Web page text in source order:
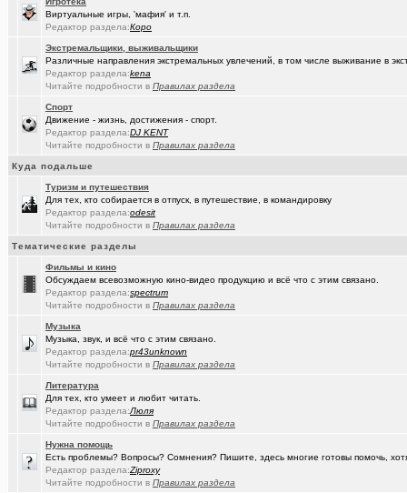
Случайные фото с мобильника
Энциклопедия Омской области онлайн.
Диалог с ИИ о романе «Мастер и Маргарита».
100% женщин!. (wvladimi..)
Специалист по эрбиевым лазерам(Kebbos) +8
Реально полезные гаджеты для кухни
Ремонт квартир/ванных комнат! Высококачественная отделка.
И это все то, на что способен omsk.com???(Zheka) +13
Живопись Воронина В.Н.
Ремонт окон ПВХ. К кому обратиться?
ищу риэдтора (халвамес)
Жилищный вопрос (халвамес)
Где ремонтируют Oculus Quest?(Google-M..)
Почему в городе не отключают отопление?(Igorillo) +126
Какое выбрать отопление для частного дома?
Виртуальные игры, 'мафия' и т.п.
Редактор раздела:Коро
Экстремальщики, выживальщики
Различные направления экстремальных увлечений, в том числе выживание в
Редактор раздела:kena
Читайте подробности в Правилах раздела
Спорт
Движение - жизнь, достижения - спорт.
Редактор раздела:DJ KENT
Читайте подробности в Правилах раздела
Куда подальше
Туризм и путешествия
Для тех, кто собирается в отпуск, в путешествие, в командировку
Редактор раздела:odesit
Читайте подробности в Правилах раздела
Тематические разделы
Фильмы и кино
Обсуждаем всевозможную кино-видео продукцию и всё что с этим связано.
Редактор раздела:spectrum
Читайте подробности в Правилах раздела
Музыка
Музыка, звук, и всё что с этим связано.
Редактор раздела:pr43unknown
Читайте подробности в Правилах раздела
Литература
Для тех, кто умеет и любит читать.
Редактор раздела:Люля
Читайте подробности в Правилах раздела
Нужна помощь
Есть проблемы? Вопросы? Сомнения? Пишите, здесь многие готовы помочь,
Редактор раздела:Ziproxy
Читайте подробности в Правилах раздела